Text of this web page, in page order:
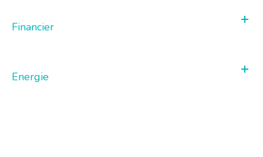
Financier
Energie